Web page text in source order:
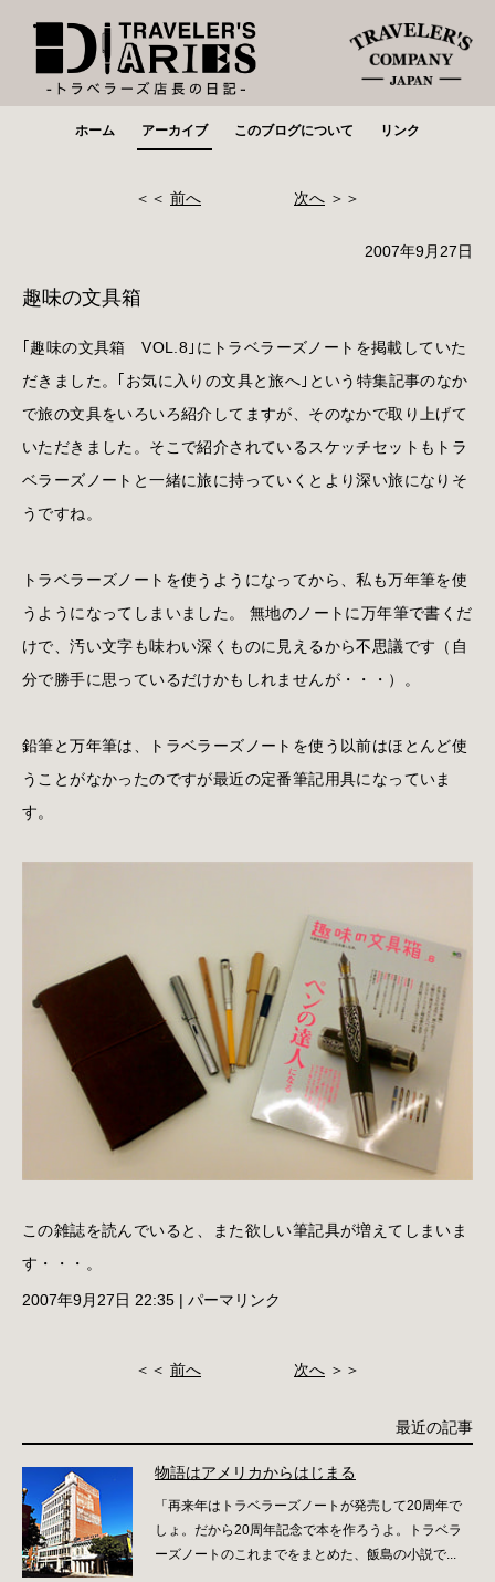
ホーム アーカイブ このブログについて リンク
＜＜ 前へ 次へ ＞＞
2007年9月27日
趣味の文具箱
｢趣味の文具箱 VOL.8｣にトラベラーズノートを掲載していた
だきました。｢お気に入りの文具と旅へ｣という特集記事のなか
で旅の文具をいろいろ紹介してますが、そのなかで取り上げて
いただきました。そこで紹介されているスケッチセットもトラ
ベラーズノートと一緒に旅に持っていくとより深い旅になりそ
うですね。
トラベラーズノートを使うようになってから、私も万年筆を使
うようになってしまいました。 無地のノートに万年筆で書くだ
けで、汚い文字も味わい深くものに見えるから不思議です（自
分で勝手に思っているだけかもしれませんが・・・）。
鉛筆と万年筆は、トラベラーズノートを使う以前はほとんど使
うことがなかったのですが最近の定番筆記用具になっていま
す。
この雑誌を読んでいると、また欲しい筆記具が増えてしまいま
す・・・。
2007年9月27日 22:35 | パーマリンク
＜＜ 前へ 次へ ＞＞
最近の記事
物語はアメリカからはじまる
「再来年はトラベラーズノートが発売して20周年で
しょ。だから20周年記念で本を作ろうよ。トラベラ
ーズノートのこれまでをまとめた、飯島の小説で...